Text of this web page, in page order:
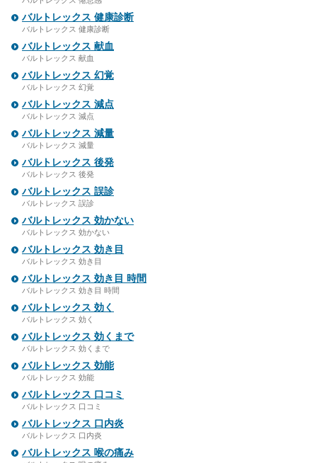
バルトレックス 健康診断
バルトレックス 健康診断
バルトレックス 献血
バルトレックス 献血
バルトレックス 幻覚
バルトレックス 幻覚
バルトレックス 減点
バルトレックス 減点
バルトレックス 減量
バルトレックス 減量
バルトレックス 後発
バルトレックス 後発
バルトレックス 誤診
バルトレックス 誤診
バルトレックス 効かない
バルトレックス 効かない
バルトレックス 効き目
バルトレックス 効き目
バルトレックス 効き目 時間
バルトレックス 効き目 時間
バルトレックス 効く
バルトレックス 効く
バルトレックス 効くまで
バルトレックス 効くまで
バルトレックス 効能
バルトレックス 効能
バルトレックス 口コミ
バルトレックス 口コミ
バルトレックス 口内炎
バルトレックス 口内炎
バルトレックス 喉の痛み